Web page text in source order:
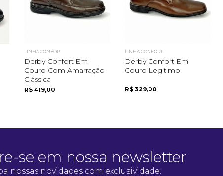
LINHA CONFORT
Derby Confort Em
Couro Com Amarração
Clássica
R$ 419,00
LINHA CONFORT
Derby Confort Em
Couro Legítimo
R$ 329,00
se em nossa newsletter
nossas novidades com exclusividade.